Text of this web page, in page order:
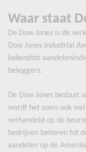
Waar staat
De Dow Jones is de
Dow Jones Industrial
bekendste
beleggers.
De Dow Jones bestaat
wordt het soms ook
verhandeld op de
bedrijven behoren tot
aandelen op de